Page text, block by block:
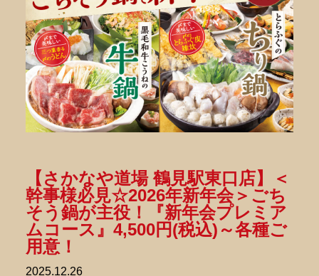
2025.12.26
【さかなや道場 鶴見駅東口店】＜
幹事様必見☆2026年新年会＞ごち
そう鍋が主役！『新年会プレミア
ムコース』4,500円(税込)～各種ご
用意！